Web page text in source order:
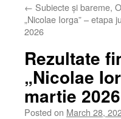
← Subiecte și bareme,
„Nicolae Iorga” – etapa
2026
Rezultate
„Nicolae
martie 2026
Posted on March 28,